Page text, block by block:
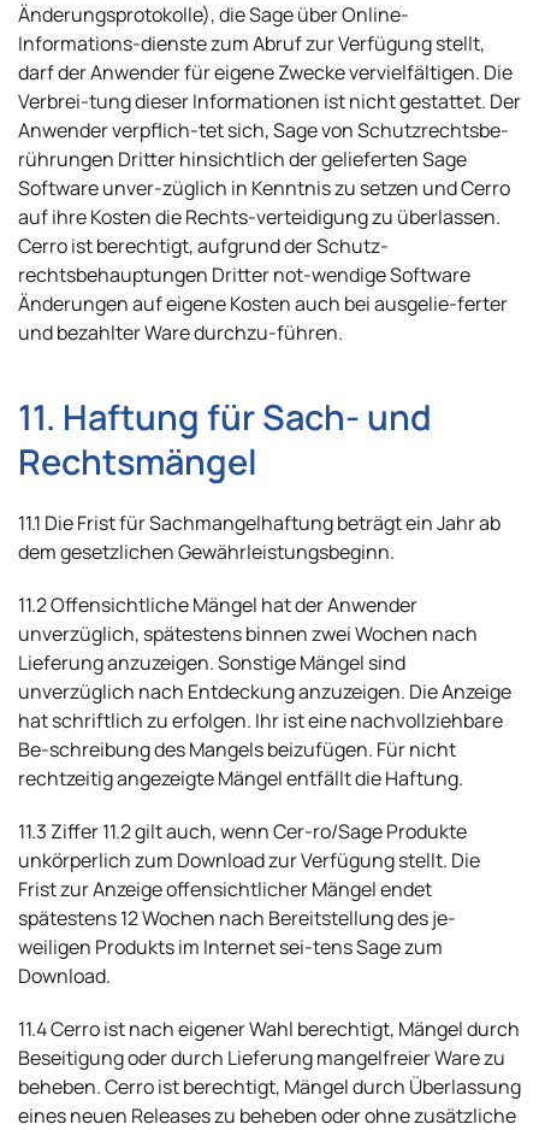
Änderungsprotokolle), die Sage über Online-
Informations-dienste zum Abruf zur Verfügung stellt,
darf der Anwender für eigene Zwecke vervielfältigen. Die
Verbrei-tung dieser Informationen ist nicht gestattet. Der
Anwender verpflich-tet sich, Sage von Schutzrechtsbe-
rührungen Dritter hinsichtlich der gelieferten Sage
Software unver-züglich in Kenntnis zu setzen und Cerro
auf ihre Kosten die Rechts-verteidigung zu überlassen.
Cerro ist berechtigt, aufgrund der Schutz-
rechtsbehauptungen Dritter not-wendige Software
Änderungen auf eigene Kosten auch bei ausgelie-ferter
und bezahlter Ware durchzu-führen.
11. Haftung für Sach- und
Rechtsmängel
11.1 Die Frist für Sachmangelhaftung beträgt ein Jahr ab
dem gesetzlichen Gewährleistungsbeginn.
11.2 Offensichtliche Mängel hat der Anwender
unverzüglich, spätestens binnen zwei Wochen nach
Lieferung anzuzeigen. Sonstige Mängel sind
unverzüglich nach Entdeckung anzuzeigen. Die Anzeige
hat schriftlich zu erfolgen. Ihr ist eine nachvollziehbare
Be-schreibung des Mangels beizufügen. Für nicht
rechtzeitig angezeigte Mängel entfällt die Haftung.
11.3 Ziffer 11.2 gilt auch, wenn Cer-ro/Sage Produkte
unkörperlich zum Download zur Verfügung stellt. Die
Frist zur Anzeige offensichtlicher Mängel endet
spätestens 12 Wochen nach Bereitstellung des je-
weiligen Produkts im Internet sei-tens Sage zum
Download.
11.4 Cerro ist nach eigener Wahl berechtigt, Mängel durch
Beseitigung oder durch Lieferung mangelfreier Ware zu
beheben. Cerro ist berechtigt, Mängel durch Überlassung
eines neuen Releases zu beheben oder ohne zusätzliche